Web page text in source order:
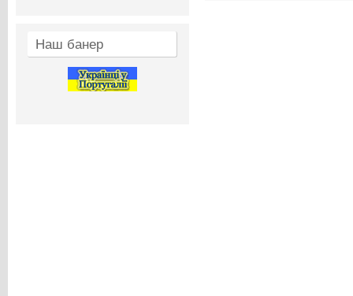
Наш банер